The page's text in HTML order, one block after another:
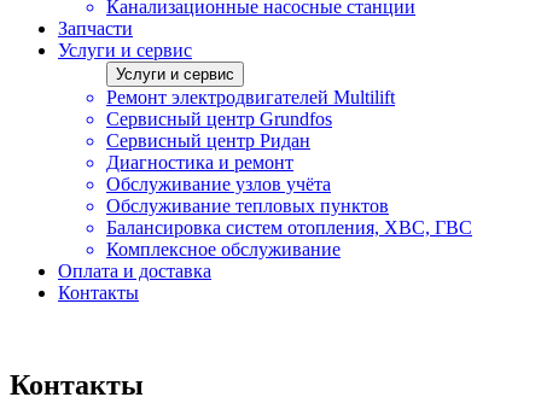
Канализационные насосные станции
Запчасти
Услуги и сервис
Услуги и сервис
Ремонт электродвигателей Multilift
Сервисный центр Grundfos
Сервисный центр Ридан
Диагностика и ремонт
Обслуживание узлов учёта
Обслуживание тепловых пунктов
Балансировка систем отопления, ХВС, ГВС
Комплексное обслуживание
Оплата и доставка
Контакты
Контакты